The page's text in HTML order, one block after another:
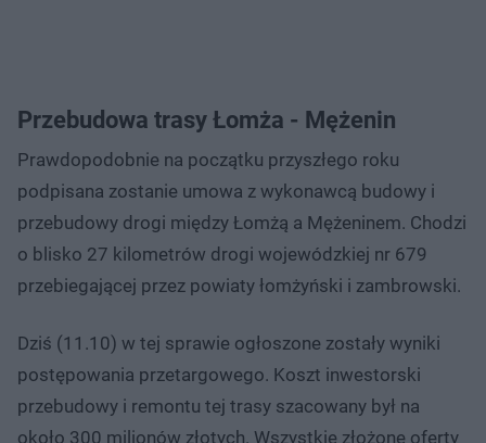
Przebudowa trasy Łomża - Mężenin
Prawdopodobnie na początku przyszłego roku
podpisana zostanie umowa z wykonawcą budowy i
przebudowy drogi między Łomżą a Mężeninem. Chodzi
o blisko 27 kilometrów drogi wojewódzkiej nr 679
przebiegającej przez powiaty łomżyński i zambrowski.
Dziś (11.10) w tej sprawie ogłoszone zostały wyniki
postępowania przetargowego. Koszt inwestorski
przebudowy i remontu tej trasy szacowany był na
około 300 milionów złotych. Wszystkie złożone oferty